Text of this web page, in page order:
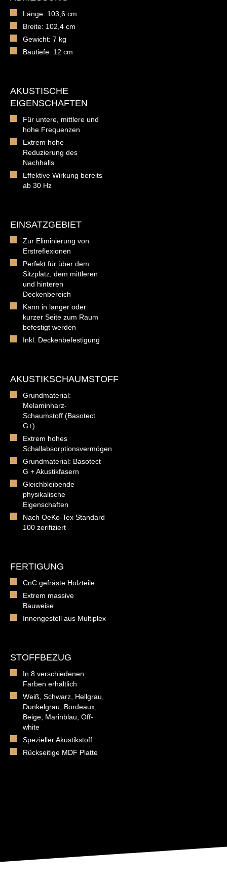
Länge: 103,6 cm
Breite: 102,4 cm
Gewicht: 7 kg
Bautiefe: 12 cm
AKUSTISCHE
EIGENSCHAFTEN
Für untere, mittlere und
hohe Frequenzen
Extrem hohe
Reduzierung des
Nachhalls
Effektive Wirkung bereits
ab 30 Hz
EINSATZGEBIET
Zur Eliminierung von
Erstreflexionen
Perfekt für über dem
Sitzplatz, dem mittleren
und hinteren
Deckenbereich
Kann in langer oder
kurzer Seite zum Raum
befestigt werden
Inkl. Deckenbefestigung
AKUSTIKSCHAUMSTOFF
Grundmaterial:
Melaminharz-
Schaumstoff (Basotect
G+)
Extrem hohes
Schallabsorptionsvermögen
Grundmaterial: Basotect
G + Akustikfasern
Gleichbleibende
physikalische
Eigenschaften
Nach OeKo-Tex Standard
100 zerifiziert
FERTIGUNG
CnC gefräste Holzteile
Extrem massive
Bauweise
Innengestell aus Multiplex
STOFFBEZUG
In 8 verschiedenen
Farben erhältlich
Weiß, Schwarz, Hellgrau,
Dunkelgrau, Bordeaux,
Beige, Marinblau, Off-
white
Spezieller Akustikstoff
Rückseitige MDF Platte